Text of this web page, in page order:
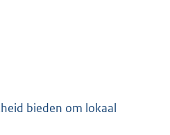
bieden om lokaal